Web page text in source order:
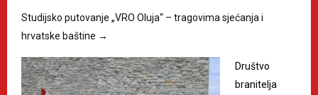
Studijsko putovanje „VRO Oluja“ – tragovima sjećanja i
hrvatske baštine →
Društvo
branitelja